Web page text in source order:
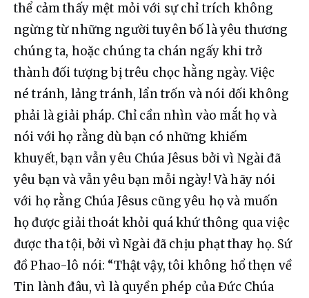
thể cảm thấy mệt mỏi với sự chỉ trích không
ngừng từ những người tuyên bố là yêu thương
chúng ta, hoặc chúng ta chán ngấy khi trở
thành đối tượng bị trêu chọc hằng ngày. Việc
né tránh, lảng tránh, lẩn trốn và nói dối không
phải là giải pháp. Chỉ cần nhìn vào mắt họ và
nói với họ rằng dù bạn có những khiếm
khuyết, bạn vẫn yêu Chúa Jêsus bởi vì Ngài đã
yêu bạn và vẫn yêu bạn mỗi ngày! Và hãy nói
với họ rằng Chúa Jêsus cũng yêu họ và muốn
họ được giải thoát khỏi quá khứ thông qua việc
được tha tội, bởi vì Ngài đã chịu phạt thay họ. Sứ
đồ Phao-lô nói: “Thật vậy, tôi không hổ thẹn về
Tin lành đâu, vì là quyền phép của Đức Chúa